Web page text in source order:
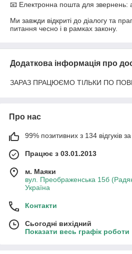
📧 Електронна пошта для звернень:
Ми завжди відкриті до діалогу та
питання чесно і в рамках закону.
Додаткова інформація про
ЗАРАЗ ПРАЦЮЄМО ТІЛЬКИ ПО
Про нас
99% позитивних з 134 відгуків за
Працює з 03.01.2013
м. Маяки
вул. Преображенська 15б
Україна
Контакти
Сьогодні вихідний
Показати весь графік роботи